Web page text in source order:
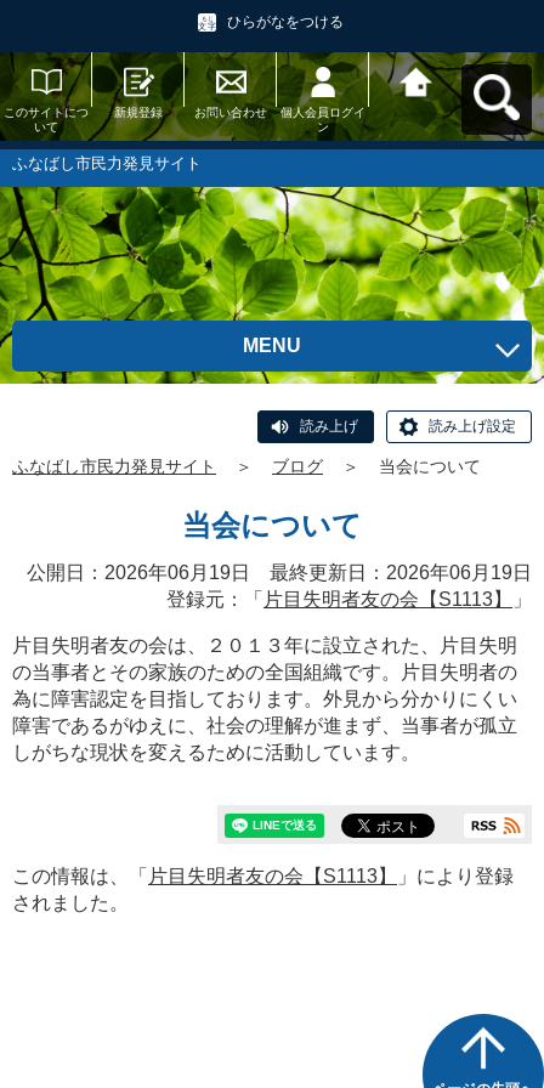
ひらがなをつける
このサイトにつ
いて
新規登録 お問い合わせ
個人会員ログイ
ン
ふなばし市民力
発見サイトへ戻
る
ふなばし市民力発見サイト
MENU
読み上げ 読み上げ設定
ふなばし市民力発見サイト ＞ ブログ ＞ 当会について
当会について
公開日：2026年06月19日 最終更新日：2026年06月19日
登録元：「 片目失明者友の会【S1113】 」
片目失明者友の会は、２０１３年に設立された、片目失明
の当事者とその家族のための全国組織です。片目失明者の
為に障害認定を目指しております。外見から分かりにくい
障害であるがゆえに、社会の理解が進まず、当事者が孤立
しがちな現状を変えるために活動しています。
この情報は、「 片目失明者友の会【S1113】
」により登録
されました。